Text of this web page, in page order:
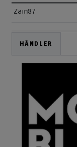
Zain87
HÄNDLER